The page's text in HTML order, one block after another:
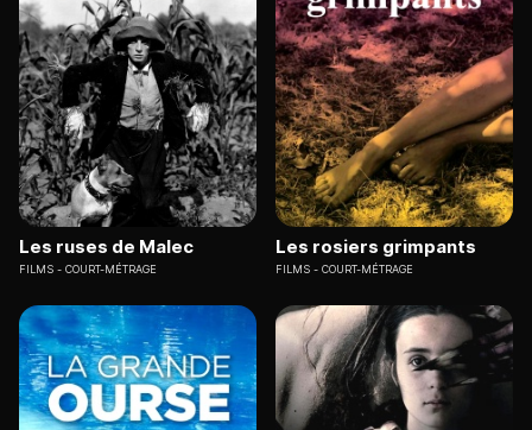
Les ruses de Malec
FILMS COURT-MÉTRAGE
Les rosiers grimpants
FILMS COURT-MÉTRAGE